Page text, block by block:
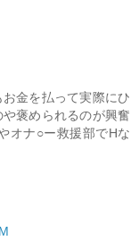
金を払って実際にひ
褒められるのが興奮
オナ○ー救援部でHな